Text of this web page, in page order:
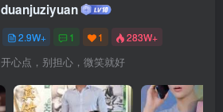
duanjuziyuan
2.9W+ 1 1 283W+
开心点，别担心，微笑就好